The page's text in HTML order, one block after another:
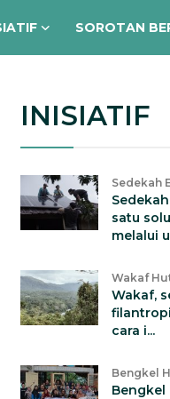
SOROTAN
INISIATIF
Sedekah
satu
melalui
Wakaf
Wakaf,
cara i...
Bengkel
Bengkel